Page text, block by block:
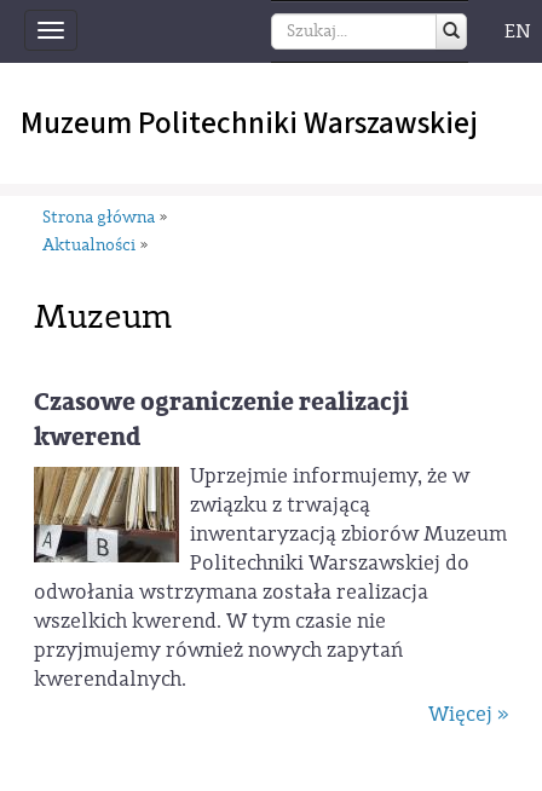
Toggle
navigation
EN
Muzeum Politechniki Warszawskiej
Strona główna »
Aktualności »
Muzeum
Czasowe ograniczenie realizacji
kwerend
Uprzejmie informujemy, że w
związku z trwającą
inwentaryzacją zbiorów Muzeum
Politechniki Warszawskiej do
odwołania wstrzymana została realizacja
wszelkich kwerend. W tym czasie nie
przyjmujemy również nowych zapytań
kwerendalnych.
Więcej »